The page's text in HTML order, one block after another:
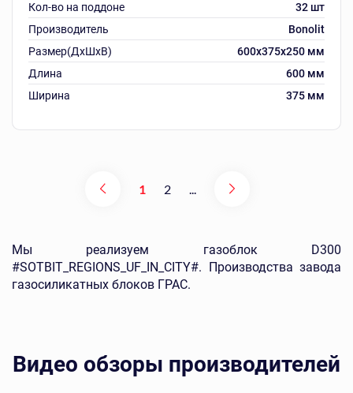
Кол-во на поддоне
32 шт
Производитель
Bonolit
Размер(ДхШхВ)
600х375х250 мм
Длина
600 мм
Ширина
375 мм
1 2
Мы реализуем газоблок D300
#SOTBIT_REGIONS_UF_IN_CITY#. Производства завода
газосиликатных блоков ГРАС.
Видео обзоры производителей